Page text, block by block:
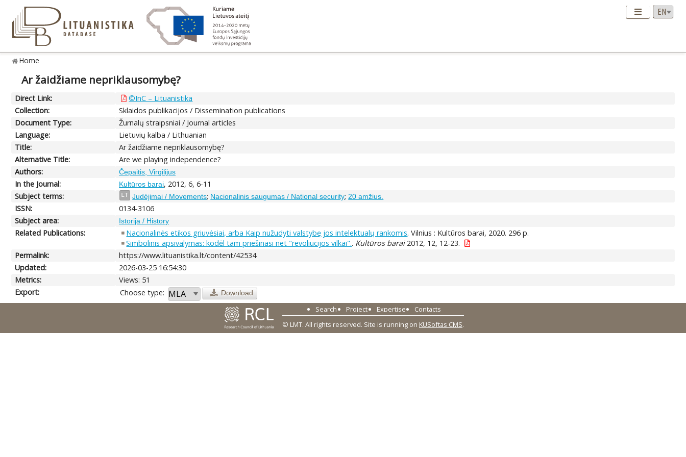
Home
Ar žaidžiame nepriklausomybę?
Direct Link:
©InC – Lituanistika
Collection:
Sklaidos publikacijos / Dissemination publications
Document Type:
Žurnalų straipsniai / Journal articles
Language:
Lietuvių kalba / Lithuanian
Title:
Ar žaidžiame nepriklausomybę?
Alternative Title:
Are we playing independence?
Authors:
Čepaitis, Virgilijus
In the Journal: Kultūros barai, 2012, 6, 6-11
Subject terms:
LT Judėjimai / Movements; Nacionalinis saugumas / National security; 20 amžius.
ISSN:
0134-3106
Subject area:
Istorija / History
Related Publications: Nacionalinės etikos griuvėsiai, arba Kaip nužudyti valstybę jos intelektualų rankomis. Vilnius : Kultūros barai, 2020. 296 p.
Simbolinis apsivalymas: kodėl tam priešinasi net "revoliucijos vilkai".. Kultūros barai2012, 12, 12-23.
Permalink:
https://www.lituanistika.lt/content/42534
Updated:
2026-03-25 16:54:30
Metrics:
Views: 51
Export:
Choose type: Download
Search Project Expertise
Contacts
© LMT. All rights reserved. Site is running on KUSoftas CMS.